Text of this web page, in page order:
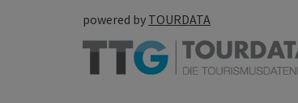
powered by TOURDATA